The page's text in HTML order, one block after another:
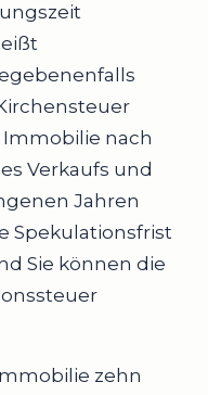
Immobilie nach
Verkaufs und
Jahren
Spekulationsfrist
Sie können die
zehn